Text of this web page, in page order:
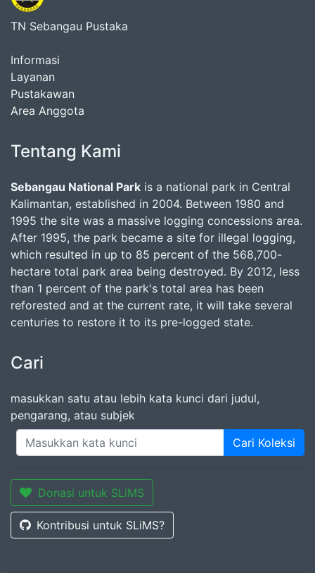
TN Sebangau Pustaka
Informasi
Layanan
Pustakawan
Area Anggota
Tentang Kami
Sebangau National Park is a national park in Central
Kalimantan, established in 2004. Between 1980 and
1995 the site was a massive logging concessions area.
After 1995, the park became a site for illegal logging,
which resulted in up to 85 percent of the 568,700-
hectare total park area being destroyed. By 2012, less
than 1 percent of the park's total area has been
reforested and at the current rate, it will take several
centuries to restore it to its pre-logged state.
Cari
masukkan satu atau lebih kata kunci dari judul,
pengarang, atau subjek
Cari Koleksi
Donasi untuk SLiMS
Kontribusi untuk SLiMS?